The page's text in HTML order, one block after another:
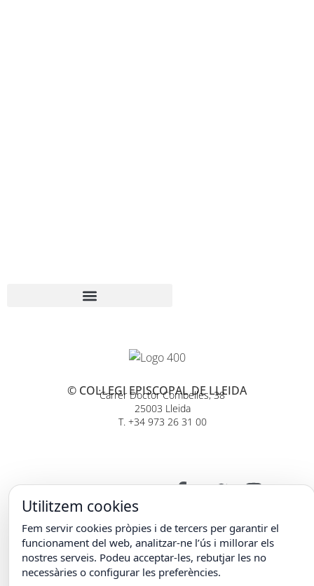
© COL·LEGI EPISCOPAL DE LLEIDA
Carrer Doctor Combelles, 38
25003 Lleida
T. +34 973 26 31 00
Utilitzem cookies
Fem servir cookies pròpies i de tercers per garantir el
funcionament del web, analitzar-ne l’ús i millorar els
nostres serveis. Podeu acceptar-les, rebutjar les no
necessàries o configurar les preferències.